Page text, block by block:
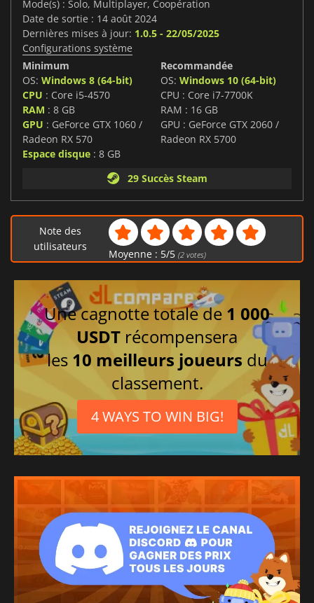
Mode(s) : Solo, Multiplayer, Coopération
Date de sortie : 14 août 2024
Dernières mises à jour: 1.0.5 - 22/05/2025
Configurations système
Minimum
OS: Windows 8 (64-bit)
CPU : Core i5-4570
RAM : 8 GB
GPU : GeForce GTX 1060 /
Radeon RX 570
Espace disque : 8 GB
Recommandée
OS: Windows 10 (64-bit)
CPU : Core i7-7700K
RAM : 16 GB
GPU : GeForce GTX 2060 /
Radeon RX 5700
29 Succès Steam
Note des
utilisateurs
Moyenne : 5/5 (2votes)
Une cagnotte totale de 1 000
USDT récompensera
les 10 meilleurs joueurs du
classement.
4 WAYS TO WIN BIG!